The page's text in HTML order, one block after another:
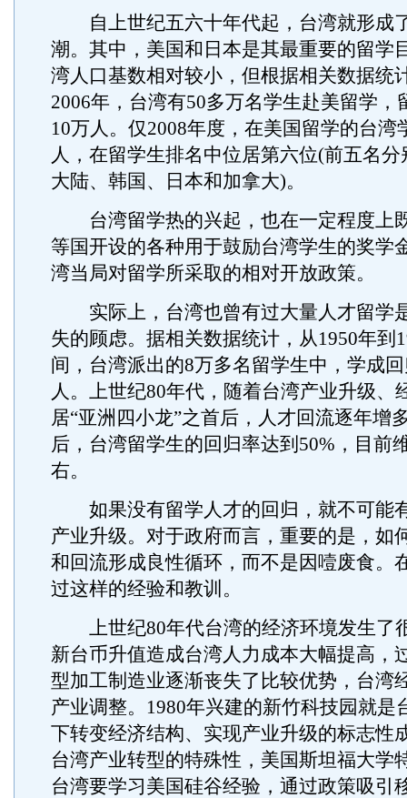
自上世纪五六十年代起，台湾就形成
潮。其中，美国和日本是其最重要的留学
湾人口基数相对较小，但根据相关数据统
2006年，台湾有50多万名学生赴美留学，
10万人。仅2008年度，在美国留学的台湾
人，在留学生排名中位居第六位(前五名
大陆、韩国、日本和加拿大)。
台湾留学热的兴起，也在一定程度上
等国开设的各种用于鼓励台湾学生的奖学
湾当局对留学所采取的相对开放政策。
实际上，台湾也曾有过大量人才留学
失的顾虑。据相关数据统计，从1950年到
间，台湾派出的8万多名留学生中，学成
人。上世纪80年代，随着台湾产业升级、
居“亚洲四小龙”之首后，人才回流逐年增
后，台湾留学生的回归率达到50%，目前
右。
如果没有留学人才的回归，就不可能
产业升级。对于政府而言，重要的是，如
和回流形成良性循环，而不是因噎废食。
过这样的经验和教训。
上世纪80年代台湾的经济环境发生了
新台币升值造成台湾人力成本大幅提高，
型加工制造业逐渐丧失了比较优势，台湾
产业调整。1980年兴建的新竹科技园就是
下转变经济结构、实现产业升级的标志性
台湾产业转型的特殊性，美国斯坦福大学
台湾要学习美国硅谷经验，通过政策吸引